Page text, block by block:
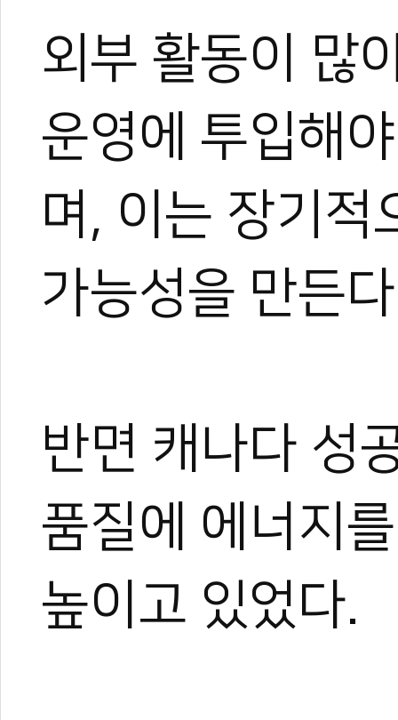
외부 활동이 많
운영에 투입해
며, 이는 장기적
가능성을 만든
반면 캐나다 성
품질에 에너지
높이고 있었다.
관련 뉴스